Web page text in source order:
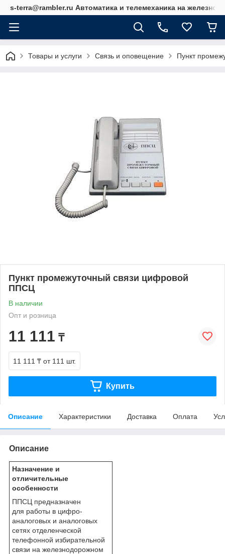
s-terra@rambler.ru Автоматика и телемеханика на
Товары и услуги Связь и оповещение Пункт
Пункт промежуточный связи цифровой
ППСЦ
В наличии
Опт и розница
11 111 ₸
11 111 ₸ от 111 шт.
Купить
Описание Характеристики Доставка Оплата
Описание
Назначение и
отличительные
особенности
ППСЦ предназначен
для работы в цифро-
аналоговых и аналоговых
сетях отделенческой
телефонной избирательной
связи на железнодорожном